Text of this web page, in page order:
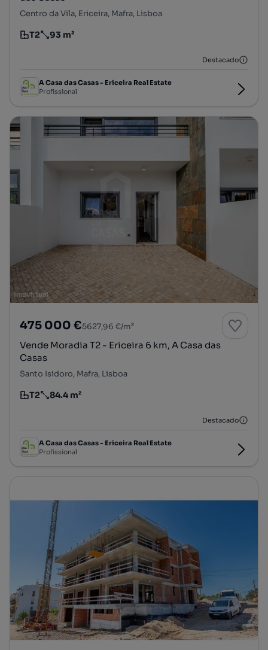
Centro da Vila, Ericeira, Mafra, Lisboa
Tipologia
T2
Preço por metro quadrado
93 m²
Destacado
A Casa das Casas - Ericeira Real Estate
Profissional
475 000 €5627,96 €/m²
Vende Moradia T2 - Ericeira 6 km, A Casa das
Casas
Santo Isidoro, Mafra, Lisboa
Tipologia
T2
Preço por metro quadrado
84.4 m²
Destacado
A Casa das Casas - Ericeira Real Estate
Profissional